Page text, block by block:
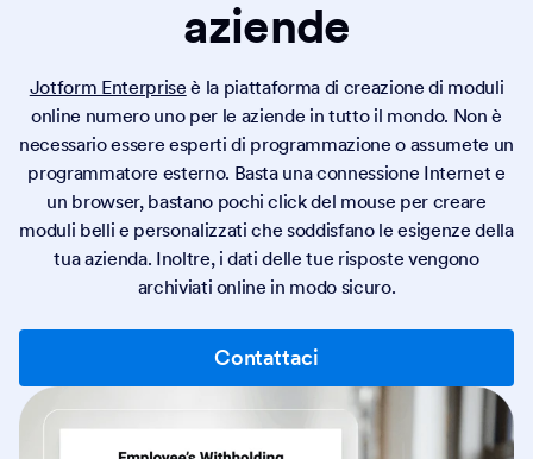
aziende
Jotform Enterprise è la piattaforma di creazione di moduli
online numero uno per le aziende in tutto il mondo. Non è
necessario essere esperti di programmazione o assumete un
programmatore esterno. Basta una connessione Internet e
un browser, bastano pochi click del mouse per creare
moduli belli e personalizzati che soddisfano le esigenze della
tua azienda. Inoltre, i dati delle tue risposte vengono
archiviati online in modo sicuro.
Contattaci